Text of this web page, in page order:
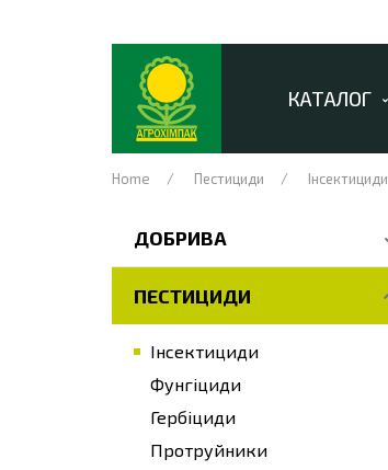
КАТАЛОГ
Home Пестициди Інсектициди
ДОБРИВА
ПЕСТИЦИДИ
Інсектициди
Фунгіциди
Гербіциди
Протруйники